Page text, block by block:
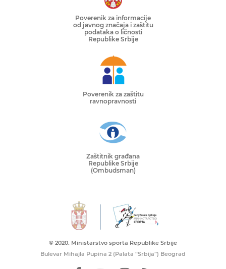
Poverenik za informacije
od javnog značaja i zaštitu
podataka o ličnosti
Republike Srbije
Poverenik za zaštitu
ravnopravnosti
Zaštitnik građana
Republike Srbije
(Ombudsman)
© 2020. Ministarstvo sporta Republike Srbije
Bulevar Mihajla Pupina 2 (Palata “Srbija”) Beograd